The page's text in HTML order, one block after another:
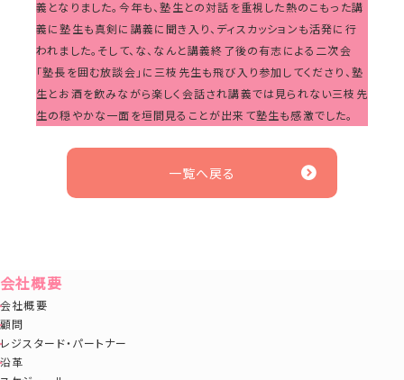
義となりました。今年も、塾生との対話を重視した熱のこもった講
義に塾生も真剣に講義に聞き入り、ディスカッションも活発に行
われました。そして、な、なんと講義終了後の有志による二次会
「塾長を囲む放談会」に三枝先生も飛び入り参加してくださり、塾
生とお酒を飲みながら楽しく会話され講義では見られない三枝先
生の穏やかな一面を垣間見ることが出来て塾生も感激でした。
一覧へ戻る
会社概要
会社概要
顧問
レジスタード・パートナー
沿革